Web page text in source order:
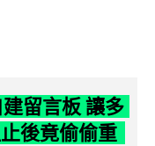
留言板 讓多
後竟偷偷重